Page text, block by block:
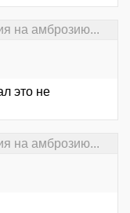
на амброзию...
это не
на амброзию...